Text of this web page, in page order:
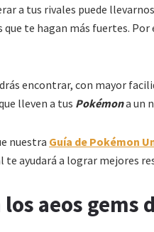
a tus rivales puede
te hagan más fuertes. Por
encontrar, con mayor
lleven a tus Pokémona un
nuestra Guía de Pokémon
te ayudará a lograr mejores
los aeos gems